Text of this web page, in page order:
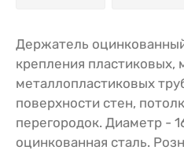
Держатель
крепления пластиковых,
металлопластиковых
поверхности стен,
перегородок. Диаметр -
оцинкованная сталь.